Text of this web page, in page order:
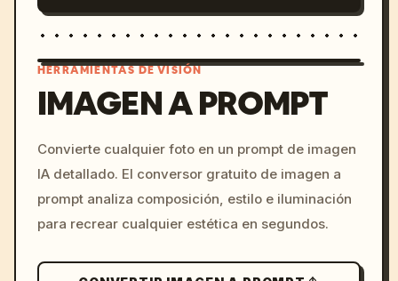
c, cyberpunk sunset, neon
colors, 8k --v 6.0
HERRAMIENTAS DE VISIÓN
IMAGEN A PROMPT
Convierte cualquier foto en un prompt de imagen
IA detallado. El conversor gratuito de imagen a
prompt analiza composición, estilo e iluminación
para recrear cualquier estética en segundos.